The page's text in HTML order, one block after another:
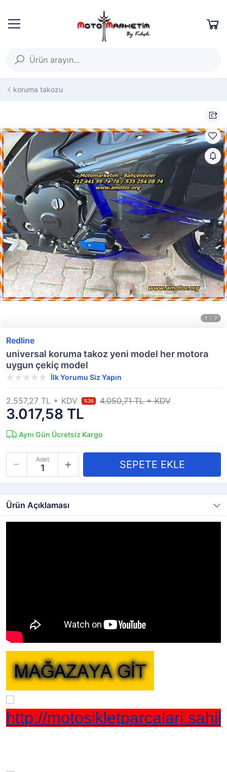
koruma takozu
Redline
universal koruma takoz yeni model her motora
uygun çekiç model
İlk Yorumu Siz Yapın
3.017,58 TL
2.557,27 TL + KDV %36 4.050,71 TL + KDV
Aynı Gün Ücretsiz Kargo
Adet
Ürün Açıklaması
http://